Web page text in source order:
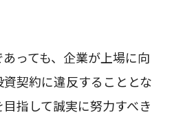
っても、企業が上場に向
契約に違反することとな
指して誠実に努力すべき